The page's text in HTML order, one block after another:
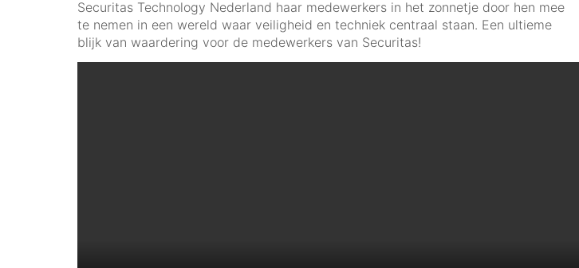
Securitas Technology Nederland haar medewerkers in het zonnetje door hen mee
te nemen in een wereld waar veiligheid en techniek centraal staan. Een ultieme
blijk van waardering voor de medewerkers van Securitas!